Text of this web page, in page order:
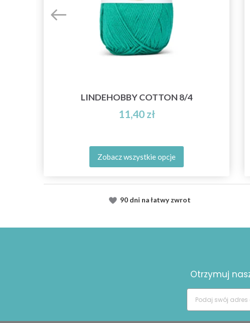
LINDEHOBBY COTTON 8/4
11,40 zł
Zobacz wszystkie opcje
90 dni na łatwy zwrot
Otrzymuj